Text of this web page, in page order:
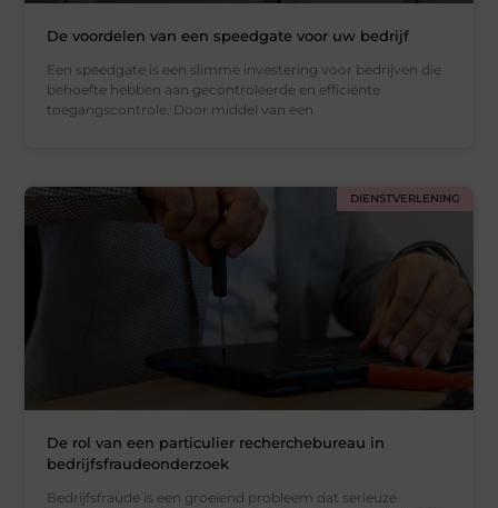
De voordelen van een speedgate voor uw bedrijf
Een speedgate is een slimme investering voor bedrijven die
behoefte hebben aan gecontroleerde en efficiënte
toegangscontrole. Door middel van een
DIENSTVERLENING
De rol van een particulier recherchebureau in
bedrijfsfraudeonderzoek
Bedrijfsfraude is een groeiend probleem dat serieuze